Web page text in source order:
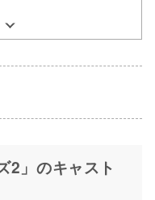
2」のキャスト